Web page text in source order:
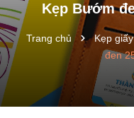
Kẹp Bướm
Trang chủ Kẹp
đen